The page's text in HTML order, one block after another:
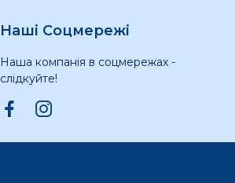
Наші Соцмережі
Наша компанія в соцмережах -
слідкуйте!